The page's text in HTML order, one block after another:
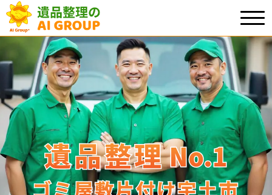
遺品整理No.1
ゴミ屋敷片付け宇土市
遺品整理No.1
ゴミ屋敷片付け宇土市